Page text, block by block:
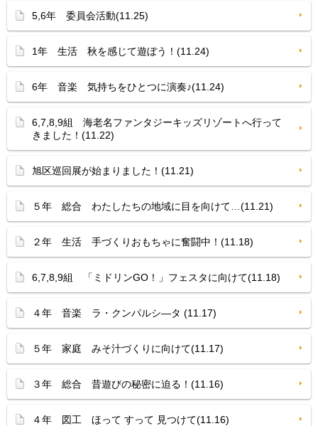
5,6年 委員会活動(11.25)
1年 生活 秋を感じて遊ぼう！(11.24)
6年 音楽 気持ちをひとつに演奏♪(11.24)
6,7,8,9組 海老名ファンタジーキッズリゾートへ行って
きました！(11.22)
旭区巡回展が始まりました！(11.21)
５年 総合 わたしたちの地域に目を向けて…(11.21)
２年 生活 手づくりおもちゃに奮闘中！(11.18)
6,7,8,9組 「ミドリンGO！」フェスタに向けて(11.18)
４年 音楽 ラ・クンパルシ—タ (11.17)
５年 家庭 みそ汁づくりに向けて(11.17)
３年 総合 昔遊びの秘密に迫る！(11.16)
４年 図工 ほって すって 見つけて(11.16)